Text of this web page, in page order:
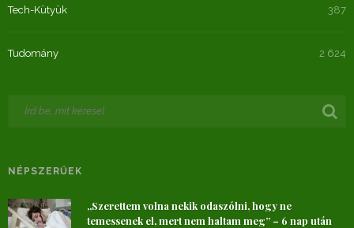
Tech-Kütyük 387
Tudomány 2 624
NÉPSZERŰEK
„Szerettem volna nekik odaszólni, hogy ne
temessenek el, mert nem haltam meg” – 6 nap után